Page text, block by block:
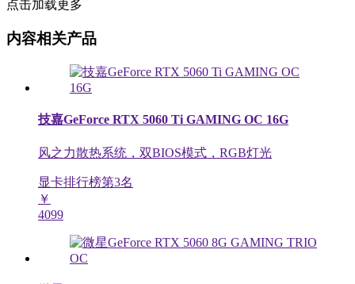
点击加载更多
内容相关产品
技嘉GeForce RTX 5060 Ti GAMING OC 16G
风之力散热系统，双BIOS模式，RGB灯光
显卡排行榜第3名
￥
4099